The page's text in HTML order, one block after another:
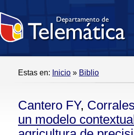
Estas en: Inicio » Biblio
Cantero FY,
un modelo